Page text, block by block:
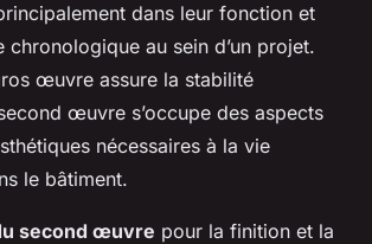
dans leur fonction et
chronologique au sein d’un projet.
œuvre assure la stabilité
œuvre s’occupe des aspects
nécessaires à la vie
le bâtiment.
second œuvre pour la finition et la